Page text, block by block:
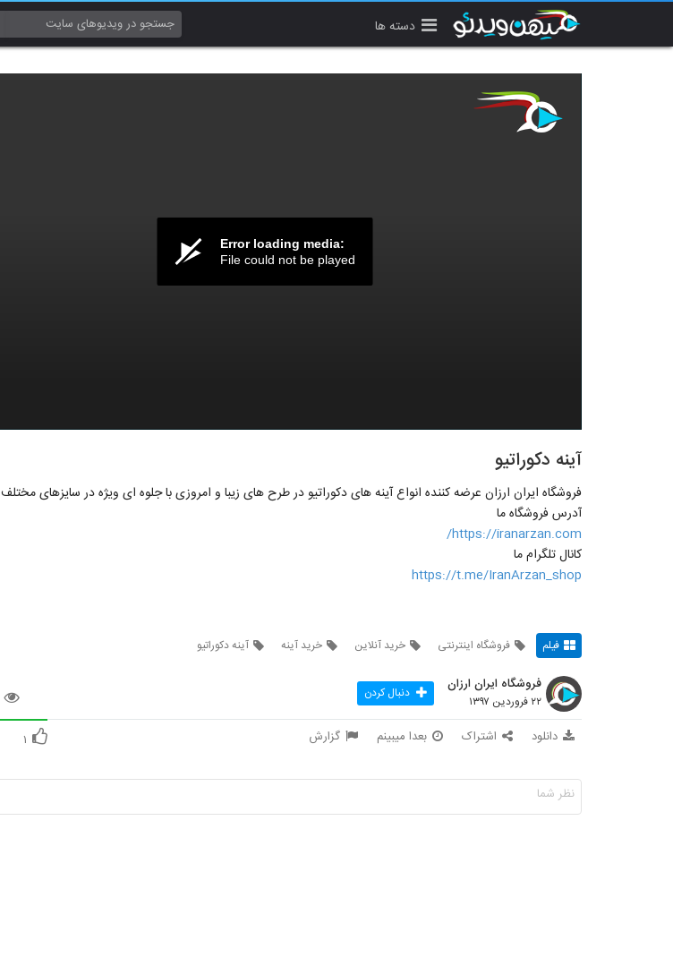
دسته ها
Error loading media:
File could not be played
آینه دکوراتیو
فروشگاه ایران ارزان عرضه کننده انواع آینه های دکوراتیو در طرح های زیبا و امروزی با جلوه ای ویژه در سایزهای مختلف
آدرس فروشگاه ما
https://iranarzan.com/
کانال تلگرام ما
https://t.me/IranArzan_shop
فیلم فروشگاه اینترنتی خرید آنلاین خرید آینه آینه دکوراتیو
۶۴۹
فروشگاه ایران ارزان
۲۲ فروردین ۱۳۹۷ دنبال کردن
دانلود اشتراک بعدا میبینم گزارش ۱